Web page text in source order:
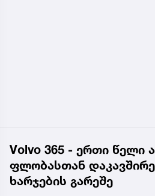
Volvo 365 - ერთი წელი
ფლობასთან
ხარჯების გარეშე